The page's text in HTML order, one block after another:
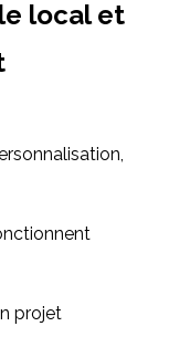
local et
projet